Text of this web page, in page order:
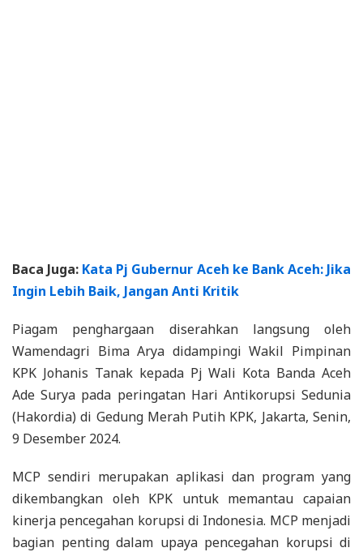
Baca Juga: Kata Pj Gubernur Aceh ke Bank Aceh: Jika
Ingin Lebih Baik, Jangan Anti Kritik
Piagam penghargaan diserahkan langsung oleh
Wamendagri Bima Arya didampingi Wakil Pimpinan
KPK Johanis Tanak kepada Pj Wali Kota Banda Aceh
Ade Surya pada peringatan Hari Antikorupsi Sedunia
(Hakordia) di Gedung Merah Putih KPK, Jakarta, Senin,
9 Desember 2024.
MCP sendiri merupakan aplikasi dan program yang
dikembangkan oleh KPK untuk memantau capaian
kinerja pencegahan korupsi di Indonesia. MCP menjadi
bagian penting dalam upaya pencegahan korupsi di